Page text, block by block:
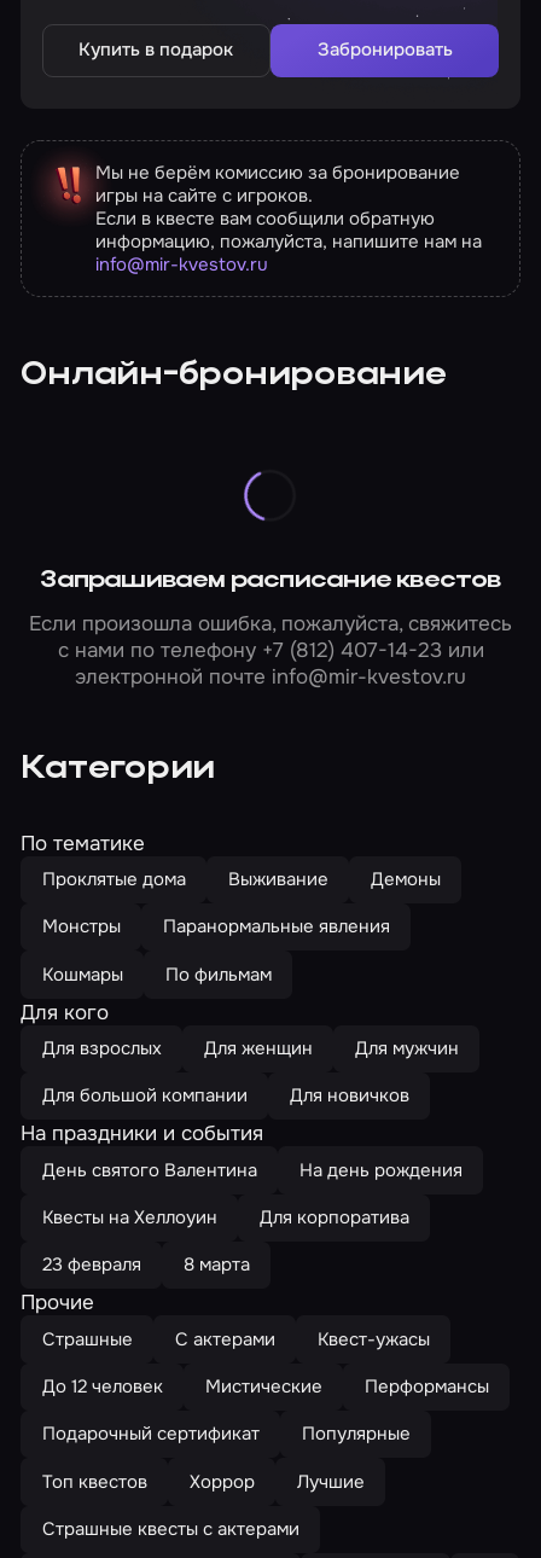
Купить в подарок Забронировать
Мы не берём комиссию за бронирование
игры на сайте с игроков.
Если в квесте вам сообщили обратную
информацию, пожалуйста, напишите нам на
info@mir-kvestov.ru
Онлайн-бронирование
Запрашиваем расписание квестов
Если произошла ошибка, пожалуйста, свяжитесь
с нами по телефону +7 (812) 407-14-23или
электронной почте info@mir-kvestov.ru
Категории
По тематике
Проклятые дома Выживание
Демоны
Монстры
Паранормальные явления
Кошмары
По фильмам
Для кого
Для взрослых Для женщин
Для мужчин
Для большой компании
Для новичков
На праздники и события
День святого Валентина
На день рождения
Квесты на Хеллоуин
Для корпоратива
23 февраля
8 марта
Прочие
Страшные С актерами
Квест-ужасы
До 12 человек
Мистические
Перформансы
Подарочный сертификат
Популярные
Топ квестов
Хоррор
Лучшие
Страшные квесты с актерами